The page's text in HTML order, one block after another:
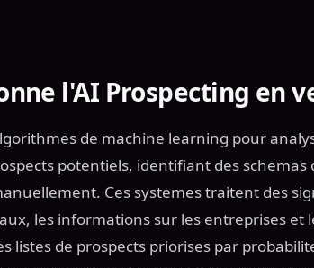
l'AI Prospecting en
de machine learning pour
potentiels, identifiant des schemas
Ces systemes traitent des
les informations sur les entreprises et
listes de prospects priorises par